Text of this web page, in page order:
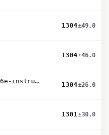
1304±49.0
1304±46.0
llama-4-scout-17b-16e-instruct
1304±26.0
1301±30.0